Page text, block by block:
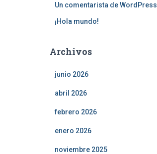
Un comentarista de WordPress
¡Hola mundo!
Archivos
junio 2026
abril 2026
febrero 2026
enero 2026
noviembre 2025